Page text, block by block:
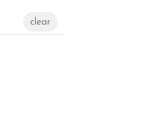
clear